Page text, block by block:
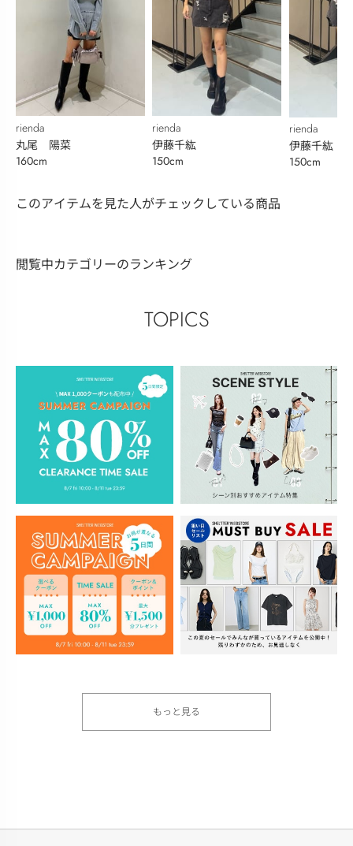
rienda
丸尾 陽菜
160cm
rienda
伊藤千紘
150cm
rienda
伊藤千紘
150cm
このアイテムを見た人がチェックしている商品
閲覧中カテゴリーのランキング
TOPICS
もっと見る